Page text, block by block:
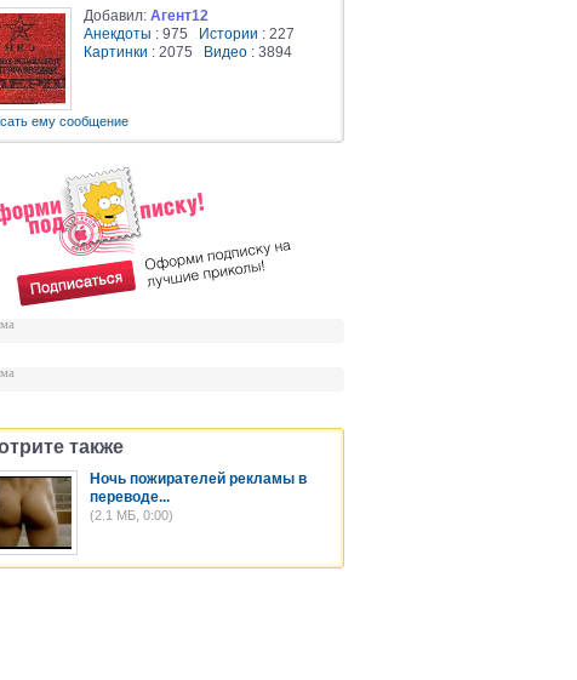
Добавил: Агент12
Анекдоты : 975 Истории : 227
Картинки : 2075 Видео : 3894
ему сообщение
также
Ночь пожирателей рекламы в
переводе...
(2.1 МБ, 0:00)